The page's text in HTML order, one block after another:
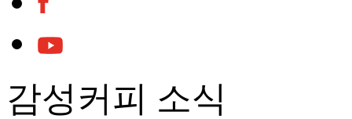
감성커피 소식